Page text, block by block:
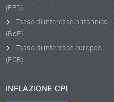
(FED)
Tasso di interesse britannico
(BoE)
Tasso di interesse europeo
(ECB)
INFLAZIONE CPI